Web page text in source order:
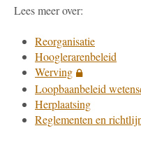
Lees meer over:
Reorganisatie
Hooglerarenbeleid
Werving
Loopbaanbeleid
Herplaatsing
Reglementen en